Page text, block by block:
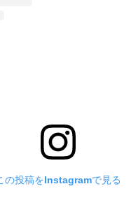
の投稿をInstagramで見る